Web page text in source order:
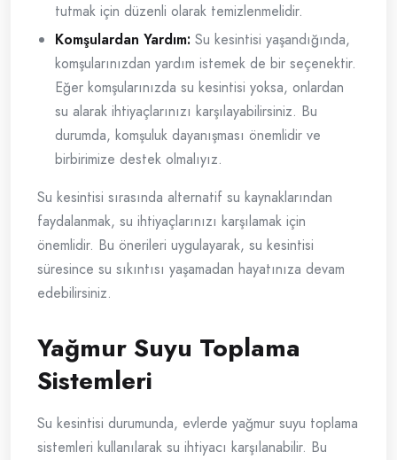
tutmak için düzenli olarak temizlenmelidir.
Komşulardan Yardım: Su kesintisi yaşandığında,
komşularınızdan yardım istemek de bir seçenektir.
Eğer komşularınızda su kesintisi yoksa, onlardan
su alarak ihtiyaçlarınızı karşılayabilirsiniz. Bu
durumda, komşuluk dayanışması önemlidir ve
birbirimize destek olmalıyız.
Su kesintisi sırasında alternatif su kaynaklarından
faydalanmak, su ihtiyaçlarınızı karşılamak için
önemlidir. Bu önerileri uygulayarak, su kesintisi
süresince su sıkıntısı yaşamadan hayatınıza devam
edebilirsiniz.
Yağmur Suyu Toplama
Sistemleri
Su kesintisi durumunda, evlerde yağmur suyu toplama
sistemleri kullanılarak su ihtiyacı karşılanabilir. Bu